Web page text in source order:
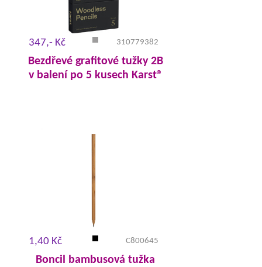
347,- Kč 310779382
Bezdřevé grafitové tužky 2B
v balení po 5 kusech Karst®
1,40 Kč C800645
Boncil bambusová tužka